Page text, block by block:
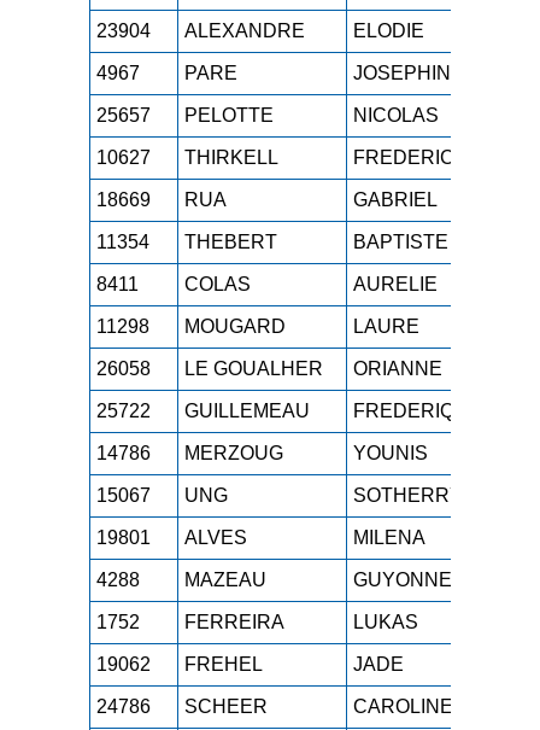
23904 ALEXANDRE ELODIE
4967 PARE JOSEPHINE
25657 PELOTTE NICOLAS
10627 THIRKELL FREDERIC
18669 RUA GABRIEL
11354 THEBERT BAPTISTE
8411 COLAS AURELIE
11298 MOUGARD LAURE
26058 LE GOUALHER ORIANNE
25722 GUILLEMEAU FREDERIQUE
14786 MERZOUG YOUNIS
15067 UNG SOTHERRY
19801 ALVES MILENA
4288 MAZEAU GUYONNE
1752 FERREIRA LUKAS
19062 FREHEL JADE
24786 SCHEER CAROLINE